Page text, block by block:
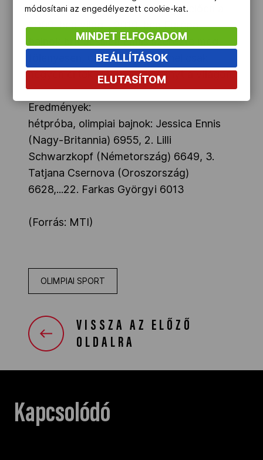
közönség várakozásának megfelelően a
2009-ben világ-, 2010-ben Európa-
bajnok brit Jessica Ennis szerezte meg,
fölényesen, 6955 ponttal. Ennél csak
négyen értek el jobb eredményt a világon.
Eredmények:
hétpróba, olimpiai bajnok: Jessica Ennis
(Nagy-Britannia) 6955, 2. Lilli
Schwarzkopf (Németország) 6649, 3.
Tatjana Csernova (Oroszország)
6628,...22. Farkas Györgyi 6013
(Forrás: MTI)
OLIMPIAI SPORT
VISSZA AZ ELŐZŐ
OLDALRA
Kapcsolódó
módosítani az engedélyezett cookie-kat.
MINDET ELFOGADOM
BEÁLLÍTÁSOK
ELUTASÍTOM